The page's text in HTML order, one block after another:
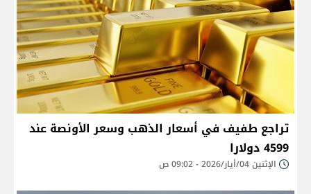
تراجع طفيف في أسعار الذهب وسعر الأونصة عند
4599 دولارا
الإثنين 04/أيار/2026 - 09:02 ص